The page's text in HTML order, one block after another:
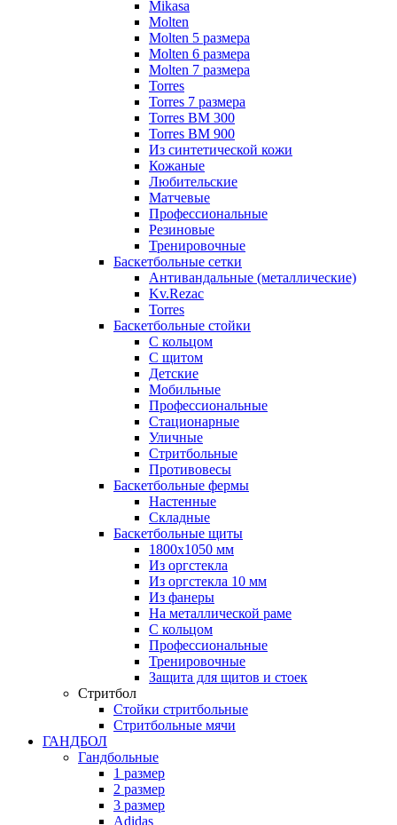
Mikasa
Molten
Molten 5 размера
Molten 6 размера
Molten 7 размера
Torres
Torres 7 размера
Torres BM 300
Torres BM 900
Из синтетической кожи
Кожаные
Любительские
Матчевые
Профессиональные
Резиновые
Тренировочные
Баскетбольные сетки
Антивандальные (металлические)
Kv.Rezac
Torres
Баскетбольные стойки
С кольцом
С щитом
Детские
Мобильные
Профессиональные
Стационарные
Уличные
Стритбольные
Противовесы
Баскетбольные фермы
Настенные
Складные
Баскетбольные щиты
1800х1050 мм
Из оргстекла
Из оргстекла 10 мм
Из фанеры
На металлической раме
С кольцом
Профессиональные
Тренировочные
Защита для щитов и стоек
Стритбол
Стойки стритбольные
Стритбольные мячи
ГАНДБОЛ
Гандбольные
1 размер
2 размер
3 размер
Adidas